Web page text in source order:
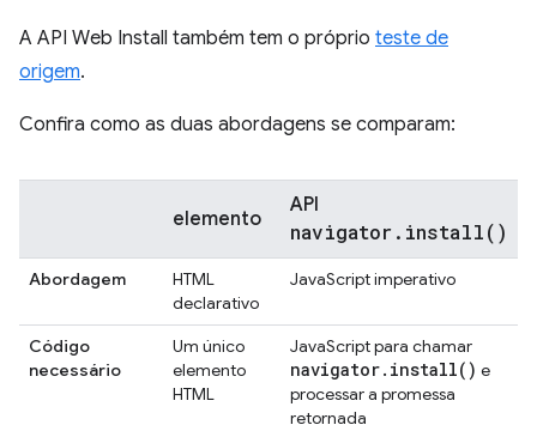
A API Web Install também tem o próprio teste de
origem.
Confira como as duas abordagens se comparam:
elemento
API
navigator.install()
Abordagem
HTML
declarativo
JavaScript imperativo
Código
necessário
Um único
elemento
HTML
JavaScript para chamar
navigator. install( ) e
processar a promessa
retornada